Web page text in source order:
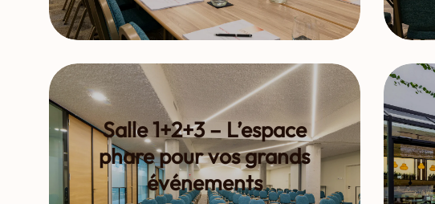
Salle 1+2+3 – L’espace
phare pour vos grands
événements